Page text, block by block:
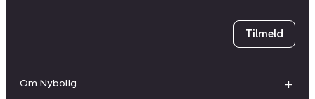
Om Nybolig
Tilmeld